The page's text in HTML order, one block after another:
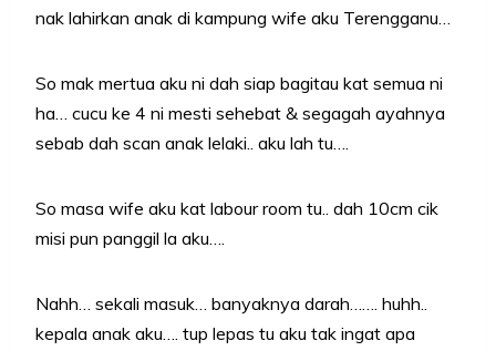
nak lahirkan anak di kampung wife aku Terengganu…
So mak mertua aku ni dah siap bagitau kat semua ni
ha… cucu ke 4 ni mesti sehebat & segagah ayahnya
sebab dah scan anak lelaki.. aku lah tu….
So masa wife aku kat labour room tu.. dah 10cm cik
misi pun panggil la aku….
Nahh… sekali masuk… banyaknya darah……. huhh..
kepala anak aku…. tup lepas tu aku tak ingat apa